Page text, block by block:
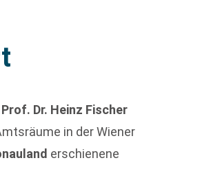
Prof. Dr. Heinz Fischer
in der Wiener
erschienene